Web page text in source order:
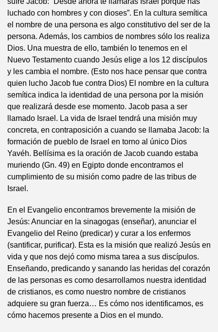
luchado con hombres y con dioses”. En la cultura semítica
el nombre de una persona es algo constitutivo del ser de la
persona. Además, los cambios de nombres sólo los realiza
Dios. Una muestra de ello, también lo tenemos en el
Nuevo Testamento cuando Jesús elige a los 12 discípulos
y les cambia el nombre. (Esto nos hace pensar que contra
quien lucho Jacob fue contra Dios) El nombre en la cultura
semítica indica la identidad de una persona por la misión
que realizará desde ese momento. Jacob pasa a ser
llamado Israel. La vida de Israel tendrá una misión muy
concreta, en contraposición a cuando se llamaba Jacob: la
formación de pueblo de Israel en torno al único Dios
Yavéh. Bellísima es la oración de Jacob cuando estaba
muriendo (Gn. 49) en Egipto donde encontramos el
cumplimiento de su misión como padre de las tribus de
Israel.
En el Evangelio encontramos brevemente la misión de
Jesús: Anunciar en la sinagogas (enseñar), anunciar el
Evangelio del Reino (predicar) y curar a los enfermos
(santificar, purificar). Esta es la misión que realizó Jesús en
vida y que nos dejó como misma tarea a sus discípulos.
Enseñando, predicando y sanando las heridas del corazón
de las personas es como desarrollamos nuestra identidad
de cristianos, es como nuestro nombre de cristianos
adquiere su gran fuerza… Es cómo nos identificamos, es
cómo hacemos presente a Dios en el mundo.